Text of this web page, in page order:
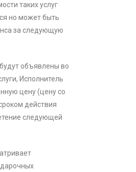
таких услуг
но может быть
за следующую
объявлены во
Исполнитель
цену (цену со
действия
следующей